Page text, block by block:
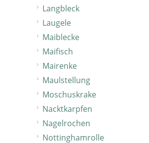
Langbleck
Laugele
Maiblecke
Maifisch
Mairenke
Maulstellung
Moschuskrake
Nacktkarpfen
Nagelrochen
Nottinghamrolle